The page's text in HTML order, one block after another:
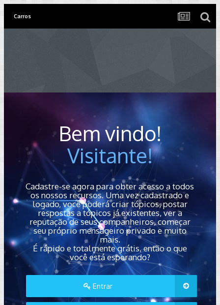
Carros
Bem vindo!
Visitante!
Cadastre-se agora para obter acesso a todos
os nossos recursos. Uma vez cadastrado e
logado, você poderá criar tópicos, postar
respostas a tópicos já existentes, ver a
reputação de seus companheiros, começar
seu próprio mensageiro privado e muito
mais.
É rápido e totalmente grátis, então o que
você está esperando?
Entrar